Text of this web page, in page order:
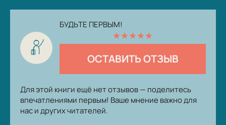
БУДЬТЕ ПЕРВЫМ!
★★★★★
ОСТАВИТЬ ОТЗЫВ
Для этой книги ещё нет отзывов — поделитесь
впечатлениями первым! Ваше мнение важно для
нас и других читателей.